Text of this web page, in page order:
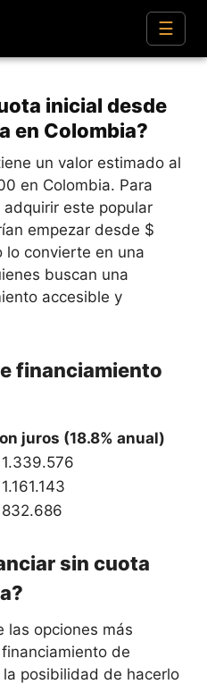
☰
inicial desde
en Colombia?
un valor estimado al
en Colombia. Para
este popular
empezar desde $
lo convierte en una
buscan una
accesible y
financiamiento
juros (18.8% anual)
sin cuota
las opciones más
de
posibilidad de hacerlo